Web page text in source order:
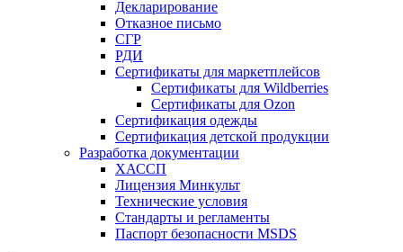
Декларирование
Отказное письмо
СГР
РДИ
Сертификаты для маркетплейсов
Сертификаты для Wildberries
Сертификаты для Ozon
Сертификация одежды
Сертификация детской продукции
Разработка документации
ХАССП
Лицензия Минкульт
Технические условия
Стандарты и регламенты
Паспорт безопасности MSDS